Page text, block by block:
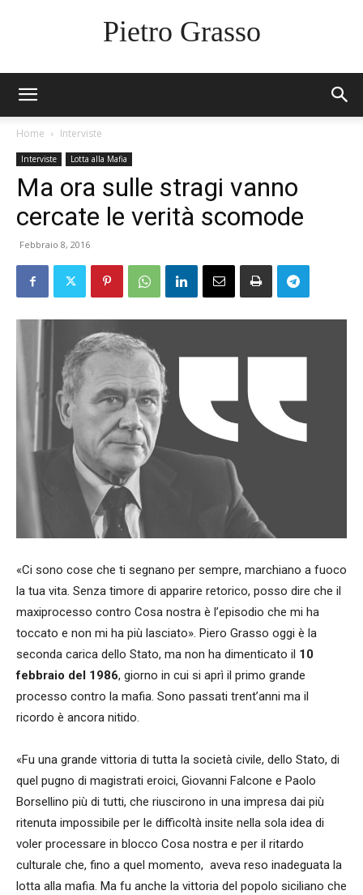
Pietro Grasso
Home Interviste
Interviste Lotta alla Mafia
Ma ora sulle stragi vanno
cercate le verità scomode
Febbraio 8, 2016
«Ci sono cose che ti segnano per sempre, marchiano a fuoco
la tua vita. Senza timore di apparire retorico, posso dire che il
maxiprocesso contro Cosa nostra è l’episodio che mi ha
toccato e non mi ha più lasciato». Piero Grasso oggi è la
seconda carica dello Stato, ma non ha dimenticato il 10
febbraio del 1986, giorno in cui si aprì il primo grande
processo contro la mafia. Sono passati trent’anni ma il
ricordo è ancora nitido.
«Fu una grande vittoria di tutta la società civile, dello Stato, di
quel pugno di magistrati eroici, Giovanni Falcone e Paolo
Borsellino più di tutti, che riuscirono in una impresa dai più
ritenuta impossibile per le difficoltà insite nella sola idea di
voler processare in blocco Cosa nostra e per il ritardo
culturale che, fino a quel momento, aveva reso inadeguata la
lotta alla mafia. Ma fu anche la vittoria del popolo siciliano che